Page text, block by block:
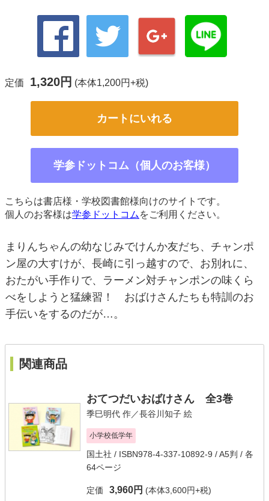
定価 1,320円 (本体1,200円+税)
カートにいれる
学参ドットコム（個人のお客様）
こちらは書店様・学校図書館様向けのサイトです。
個人のお客様は学参ドットコム をご利用ください。
まりんちゃんの幼なじみでけんか友だち、チャンポ
ン屋の大すけが、長崎に引っ越すので、お別れに、
おたがい手作りで、ラーメン対チャンポンの味くら
べをしようと猛練習！ おばけさんたちも特訓のお
手伝いをするのだが…。
関連商品
おてつだいおばけさん 全3巻
季巳明代 作／長谷川知子 絵
小学校低学年
国土社 / ISBN978-4-337-10892-9 / A5判 / 各
64ページ
定価 3,960円 (本体3,600円+税)